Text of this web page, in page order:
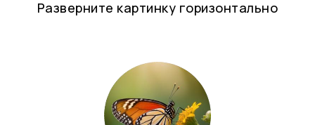
Разверните картинку горизонтально